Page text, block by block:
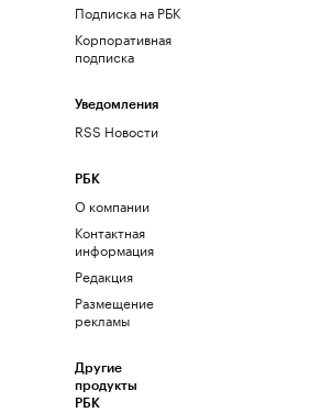
Подписка на РБК
Корпоративная
подписка
Уведомления
RSS Новости
РБК
О компании
Контактная
информация
Редакция
Размещение
рекламы
Другие
продукты
РБК